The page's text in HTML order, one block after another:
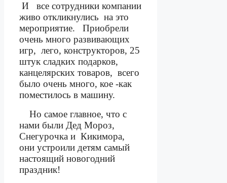
И
все сотрудники компании
живо откликнулись на это
мероприятие.
Приобрели
очень много развивающих
игр, лего, конструкторов, 25
штук сладких подарков,
канцелярских товаров, всего
было очень много, кое -как
поместилось в машину.
Но самое главное, что с
нами были Дед Мороз,
Снегурочка и Кикимора,
они устроили детям самый
настоящий новогодний
праздник!